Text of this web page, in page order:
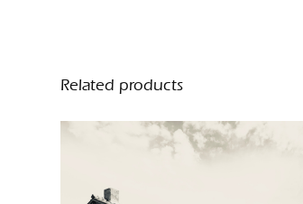
Related products